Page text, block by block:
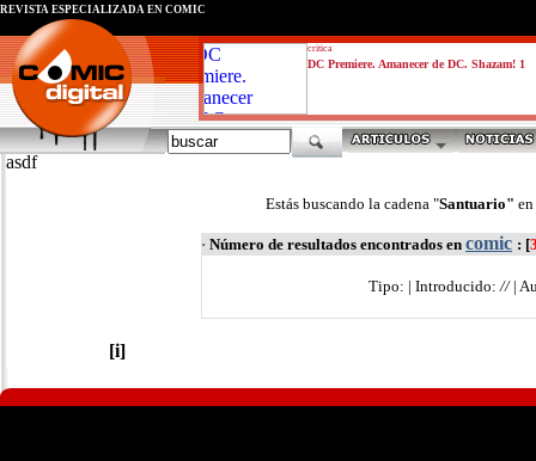
critica
DC Premiere. Amanecer de DC. Shazam! 1
REVISTA ESPECIALIZADA EN CÓMIC
asdf
Estás buscando la cadena "Santuario"
· Número de resultados encontrados en comic : [
Tipo: | Introducido://|
[i]